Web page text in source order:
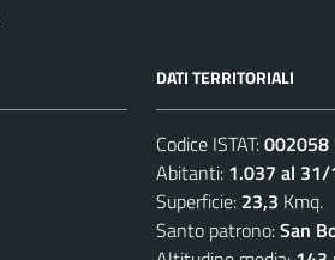
DATI TERRITORIALI
Codice ISTAT:002058
Abitanti: 1.037 al
Superficie: 23,3
Santo patrono:San